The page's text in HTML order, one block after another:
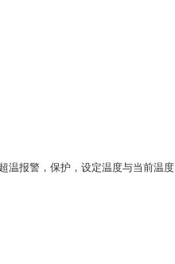
温报警，保护，设定温度与当前温度